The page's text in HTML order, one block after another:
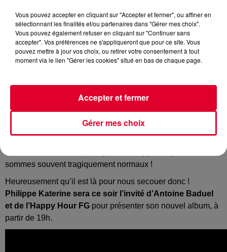
devrait vous convaincre de l’écouter !
Mais au-delà, l’artiste réputé atypique, déroutant, livre avec
sons : pop, électro, rap, et j’en passe.
sommes souvent tragiquement normaux !
Heureusement qu’il est là pour nous secouer donc !
Philippe Katerine sera ce soir l’invité d’Antoine Baduel
et de l’Happy Hour FG pour présenter son nouvel album, à
partir de 19h.
Vous pouvez accepter en cliquant sur "Accepter et fermer", ou affiner en
sélectionnant les finalités et/ou partenaires dans "Gérer mes choix".
Vous pouvez également refuser en cliquant sur "Continuer sans
accepter". Vos préférences ne s'appliqueront que pour ce site. Vous
pouvez mettre à jour vos choix, ou retirer votre consentement à tout
moment via le lien "Gérer les cookies" situé en bas de chaque page.
Gérer mes choix
Accepter et fermer